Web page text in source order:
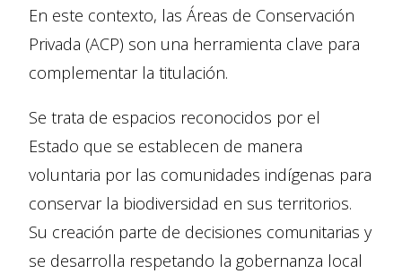
En este contexto, las Áreas de Conservación
Privada (ACP) son una herramienta clave para
complementar la titulación.
Se trata de espacios reconocidos por el
Estado que se establecen de manera
voluntaria por las comunidades indígenas para
conservar la biodiversidad en sus territorios.
Su creación parte de decisiones comunitarias y
se desarrolla respetando la gobernanza local